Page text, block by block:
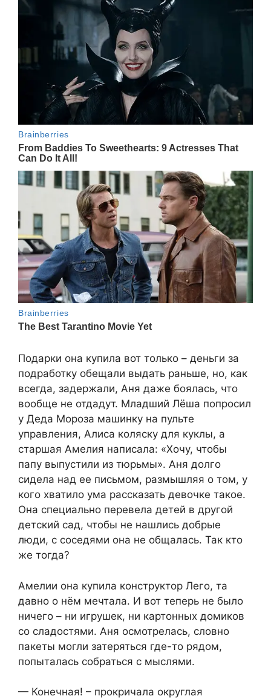
Подарки она купила вот только – деньги за
подработку обещали выдать раньше, но, как
всегда, задержали, Аня даже боялась, что
вообще не отдадут. Младший Лёша попросил
у Деда Мороза машинку на пульте
управления, Алиса коляску для куклы, а
старшая Амелия написала: «Хочу, чтобы
папу выпустили из тюрьмы». Аня долго
сидела над ее письмом, размышляя о том, у
кого хватило ума рассказать девочке такое.
Она специально перевела детей в другой
детский сад, чтобы не нашлись добрые
люди, с соседями она не общалась. Так кто
же тогда?
Амелии она купила конструктор Лего, та
давно о нём мечтала. И вот теперь не было
ничего – ни игрушек, ни картонных домиков
со сладостями. Аня осмотрелась, словно
пакеты могли затеряться где-то рядом,
попыталась собраться с мыслями.
— Конечная! – прокричала округлая